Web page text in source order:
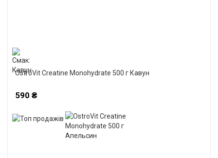
OstroVit Creatine Monohydrate 500 г Кавун
590 ₴